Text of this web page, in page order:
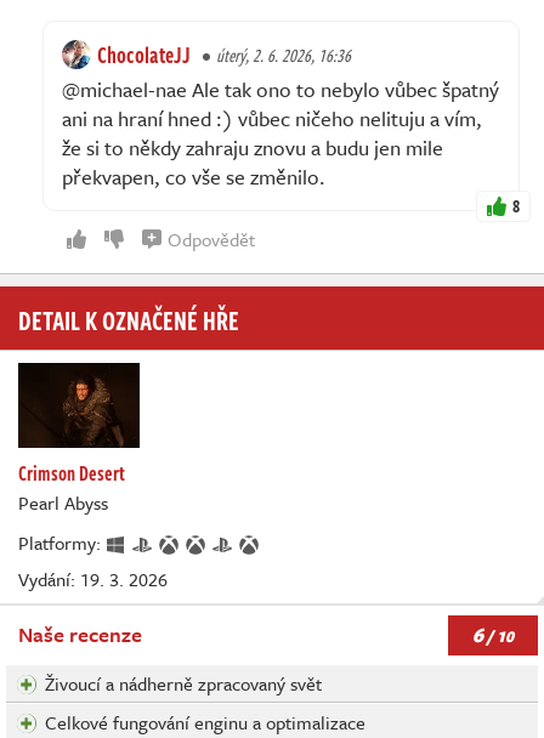
ChocolateJJ úterý, 2. 6. 2026, 16:36
@michael-nae Ale tak ono to nebylo vůbec špatný
ani na hraní hned :) vůbec ničeho nelituju a vím,
že si to někdy zahraju znovu a budu jen mile
překvapen, co vše se změnilo.
8
Odpovědět
DETAIL K OZNAČENÉ HŘE
Crimson Desert
Pearl Abyss
Platformy:
Vydání: 19. 3. 2026
Naše recenze 6/ 10
Živoucí a nádherně zpracovaný svět
Celkové fungování enginu a optimalizace